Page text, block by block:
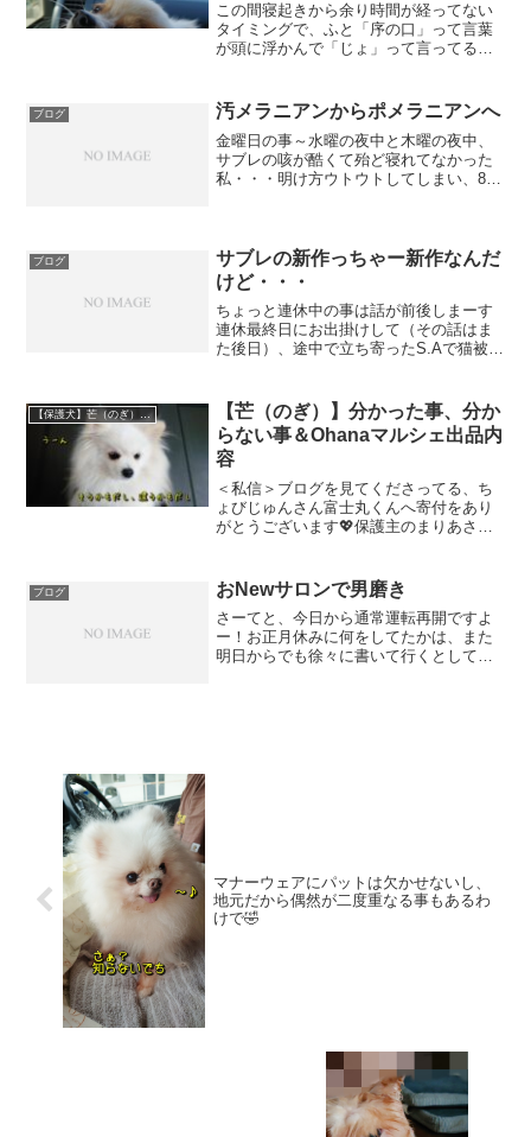
この間寝起きから余り時間が経ってない
タイミングで、ふと「序の口」って言葉
が頭に浮かんで「じょ」って言ってる時
合いで使うんだろう❓とか的外れまくった
事を考えた私が今朝も華々...
ブログ 汚メラニアンからポメラニアンへ
金曜日の事～水曜の夜中と木曜の夜中、
サブレの咳が酷くて殆ど寝れてなかった
私・・・明け方ウトウトしてしまい、8時
さんが来る前にやるべき...
ブログ
サブレの新作っちゃー新作なんだ
けど・・・
ちょっと連休中の事は話が前後しまーす
連休最終日にお出掛けして（その話はま
た後日）、途中で立ち寄ったS.Aで猫被り
は。。。えー、こんな可愛いの誰のSNS
でもまだ見て無いよ～～～...
【保護犬】芒（のぎ） （ポメラニアン）♀
【芒（のぎ）】分かった事、分か
らない事＆Ohanaマルシェ出品内
容
＜私信＞ブログを見てくださってる、ち
ょびじゅんさん富士丸くんへ寄付をあり
がとうございます💖保護主のまりあさん
て外（自宅から見える貯水池）を見て心
を存分に癒してから...
ブログ おNewサロンで男磨き
さーてと、今日から通常運転再開ですよ
ー！お正月休みに何をしてたかは、また
明日からでも徐々に書いて行くとして今
マナーウェアにパットは欠かせないし、
地元だから偶然が二度重なる事もあるわ
けで🤣